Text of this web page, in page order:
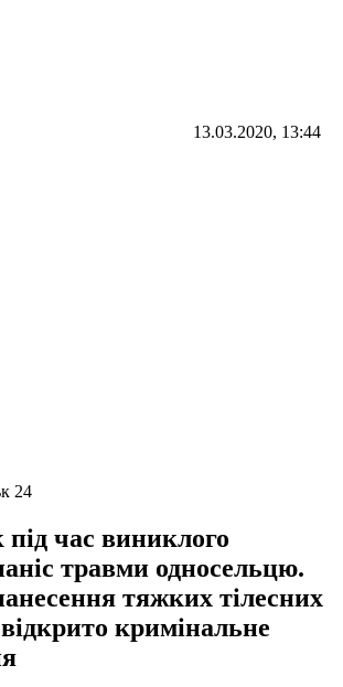
13.03.2020, 13:44
24
час виниклого
травми односельцю.
тяжких тілесних
кримінальне